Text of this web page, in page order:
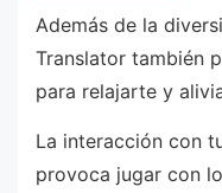
Además de la
Translator también
para relajarte y
La interacción con
provoca jugar con